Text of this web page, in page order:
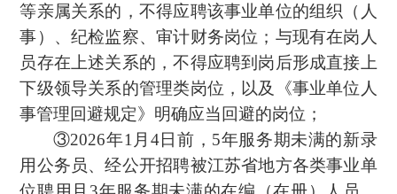
等亲属关系的，不得应聘该事业单位的组织（人
事）、纪检监察、审计财务岗位；与现有在岗人
员存在上述关系的，不得应聘到岗后形成直接上
下级领导关系的管理类岗位，以及《事业单位人
事管理回避规定》明确应当回避的岗位；
③2026年1月4日前，5年服务期未满的新录
用公务员、经公开招聘被江苏省地方各类事业单